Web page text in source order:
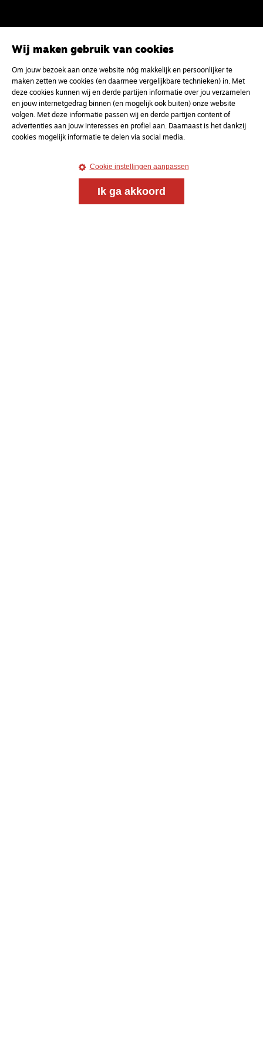
Meld je aan voor onze gratis
Wij maken gebruik van cookies
Om jouw bezoek aan onze website nóg makkelijk en persoonlijker te
maken zetten we cookies (en daarmee vergelijkbare technieken) in. Met
deze cookies kunnen wij en derde partijen informatie over jou verzamelen
en jouw internetgedrag binnen (en mogelijk ook buiten) onze website
volgen. Met deze informatie passen wij en derde partijen content of
advertenties aan jouw interesses en profiel aan. Daarnaast is het dankzij
cookies mogelijk informatie te delen via social media.
Cookie instellingen aanpassen
Ik ga akkoord